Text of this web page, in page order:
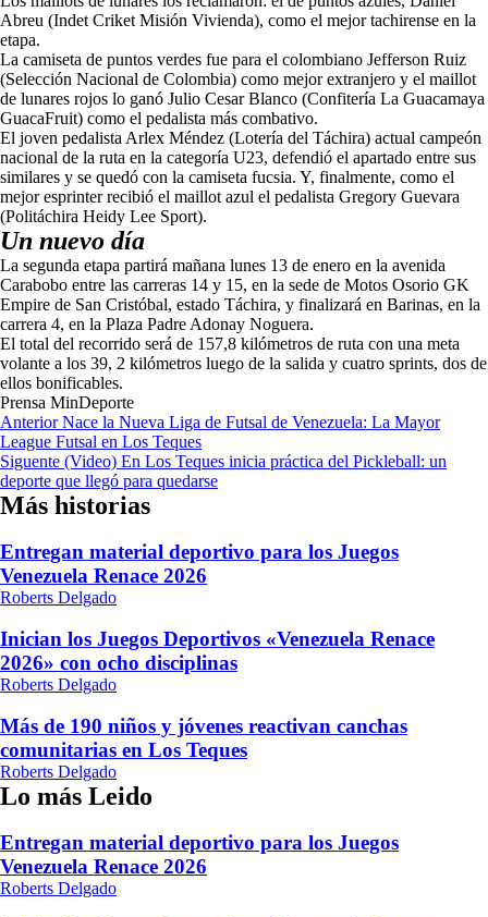
Abreu (Indet Criket Misión Vivienda), como el mejor tachirense en la
etapa.
La camiseta de puntos verdes fue para el colombiano Jefferson Ruiz
(Selección Nacional de Colombia) como mejor extranjero y el maillot
de lunares rojos lo ganó Julio Cesar Blanco (Confitería La Guacamaya
GuacaFruit) como el pedalista más combativo.
El joven pedalista Arlex Méndez (Lotería del Táchira) actual campeón
nacional de la ruta en la categoría U23, defendió el apartado entre sus
similares y se quedó con la camiseta fucsia. Y, finalmente, como el
mejor esprinter recibió el maillot azul el pedalista Gregory Guevara
(Politáchira Heidy Lee Sport).
Un nuevo día
La segunda etapa partirá mañana lunes 13 de enero en la avenida
Carabobo entre las carreras 14 y 15, en la sede de Motos Osorio GK
Empire de San Cristóbal, estado Táchira, y finalizará en Barinas, en la
carrera 4, en la Plaza Padre Adonay Noguera.
El total del recorrido será de 157,8 kilómetros de ruta con una meta
volante a los 39, 2 kilómetros luego de la salida y cuatro sprints, dos de
ellos bonificables.
Prensa MinDeporte
Navegación
de
entradas
AnteriorNace la Nueva Liga de Futsal de Venezuela: La Mayor
League Futsal en Los Teques
Siguente (Video) En Los Teques inicia práctica del Pickleball: un
deporte que llegó para quedarse
Más historias
Entregan material deportivo para los Juegos
Venezuela Renace 2026
Roberts Delgado
Inician los Juegos Deportivos «Venezuela Renace
2026» con ocho disciplinas
Roberts Delgado
Más de 190 niños y jóvenes reactivan canchas
comunitarias en Los Teques
Roberts Delgado
Lo más Leido
Entregan material deportivo para los Juegos
Venezuela Renace 2026
Roberts Delgado